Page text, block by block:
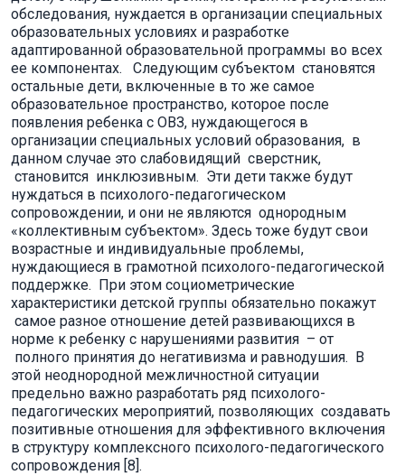
обследования, нуждается в организации специальных
образовательных условиях и разработке
адаптированной образовательной программы во всех
ее компонентах. Следующим субъектом становятся
остальные дети, включенные в то же самое
образовательное пространство, которое после
появления ребенка с ОВЗ, нуждающегося в
организации специальных условий образования, в
данном случае это слабовидящий сверстник,
становится инклюзивным. Эти дети также будут
нуждаться в психолого-педагогическом
сопровождении, и они не являются однородным
«коллективным субъектом». Здесь тоже будут свои
возрастные и индивидуальные проблемы,
нуждающиеся в грамотной психолого-педагогической
поддержке. При этом социометрические
характеристики детской группы обязательно покажут
самое разное отношение детей развивающихся в
норме к ребенку с нарушениями развития – от
полного принятия до негативизма и равнодушия. В
этой неоднородной межличностной ситуации
предельно важно разработать ряд психолого-
педагогических мероприятий, позволяющих создавать
позитивные отношения для эффективного включения
в структуру комплексного психолого-педагогического
сопровождения [8].